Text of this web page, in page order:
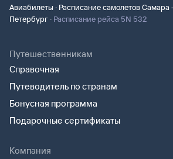
Авиабилеты · Расписание самолетов Самара
Петербург · Расписание рейса 5N 532
Путешественникам
Справочная
Путеводитель по странам
Бонусная программа
Подарочные сертификаты
Компания